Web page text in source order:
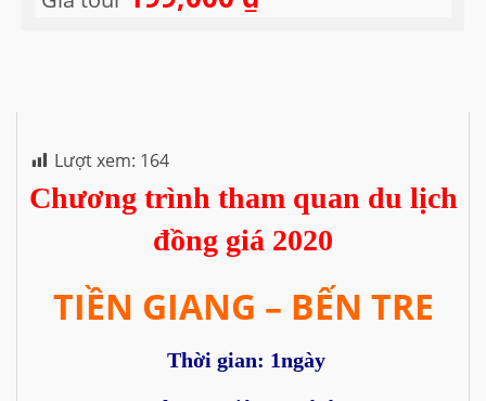
Lượt xem: 164
Chương trình tham quan du lịch
đồng giá 2020
TIỀN GIANG – BẾN TRE
Thời gian: 1ngày